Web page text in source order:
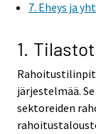
7. Eheys ja
1.
järjestelmää.
sektoreiden